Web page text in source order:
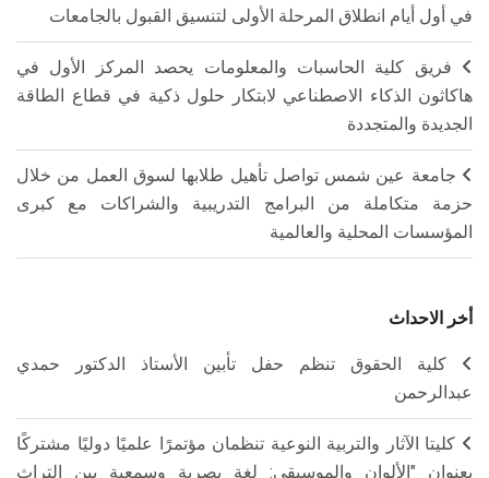
في أول أيام انطلاق المرحلة الأولى لتنسيق القبول بالجامعات
فريق كلية الحاسبات والمعلومات يحصد المركز الأول في
هاكاثون الذكاء الاصطناعي لابتكار حلول ذكية في قطاع الطاقة
الجديدة والمتجددة
جامعة عين شمس تواصل تأهيل طلابها لسوق العمل من خلال
حزمة متكاملة من البرامج التدريبية والشراكات مع كبرى
المؤسسات المحلية والعالمية
أخر الاحداث
كلية الحقوق تنظم حفل تأبين الأستاذ الدكتور حمدي
عبدالرحمن
كليتا الآثار والتربية النوعية تنظمان مؤتمرًا علميًا دوليًا مشتركًا
بعنوان "الألوان والموسيقى: لغة بصرية وسمعية بين التراث